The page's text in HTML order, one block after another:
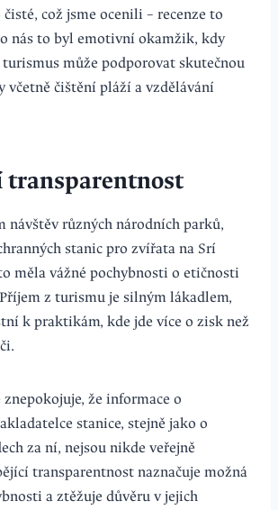
což jsme ocenili – recenze to
nás to byl emotivní okamžik, kdy
může podporovat skutečnou
včetně čištění pláží a vzdělávání
transparentnost
návštěv různých národních parků,
stanic pro zvířata na Srí
měla vážné pochybnosti o etičnosti
z turismu je silným lákadlem,
k praktikám, kde jde více o zisk než
že informace o
stanice, stejně jako o
za ní, nejsou nikde veřejně
transparentnost naznačuje možná
a ztěžuje důvěru v jejich